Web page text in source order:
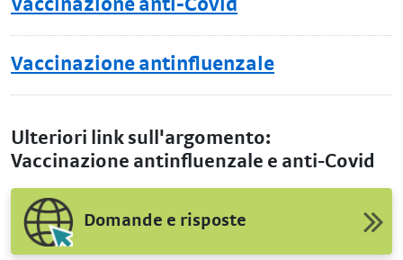
Vaccinazione anti-Covid
Vaccinazione antinfluenzale
Ulteriori link sull'argomento:
Vaccinazione antinfluenzale e anti-Covid
Domande e risposte